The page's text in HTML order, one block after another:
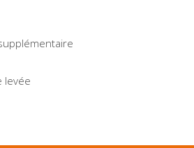
levée